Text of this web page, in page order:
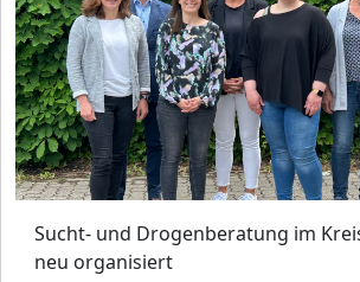
Sucht- und Drogenberatung im
neu organisiert